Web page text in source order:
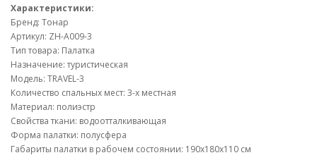
Характеристики:
Бренд: Тонар
Артикул: ZH-A009-3
Тип товара: Палатка
Назначение: туристическая
Модель: TRAVEL-3
Количество спальных мест: 3-х местная
Материал: полиэстр
Свойства ткани: водоотталкивающая
Форма палатки: полусфера
Габариты палатки в рабочем состоянии: 190х180х110 см